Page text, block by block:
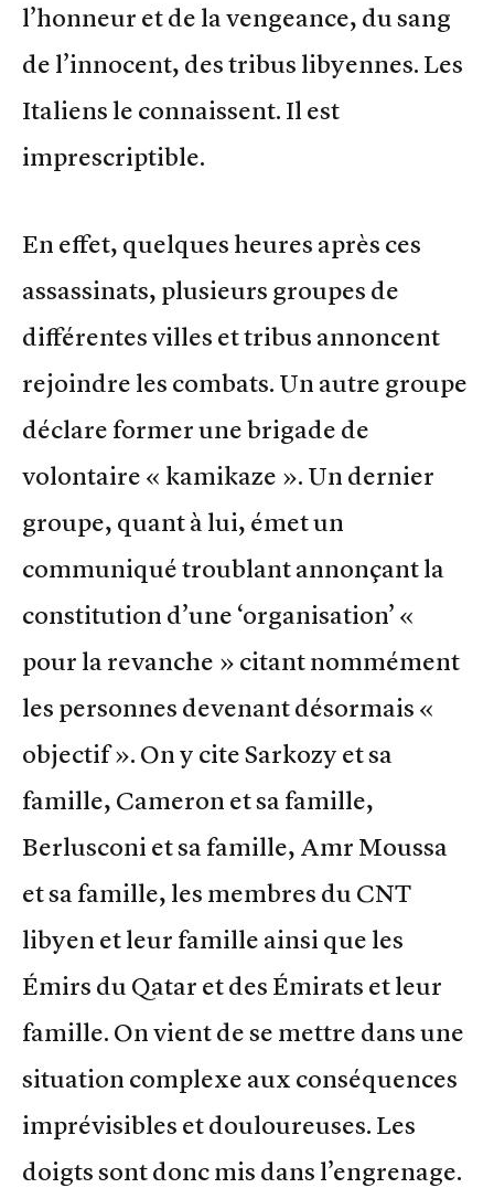
l’honneur et de la vengeance, du sang
de l’innocent, des tribus libyennes. Les
Italiens le connaissent. Il est
imprescriptible.
En effet, quelques heures après ces
assassinats, plusieurs groupes de
différentes villes et tribus annoncent
rejoindre les combats. Un autre groupe
déclare former une brigade de
volontaire « kamikaze ». Un dernier
groupe, quant à lui, émet un
communiqué troublant annonçant la
constitution d’une ‘organisation’ «
pour la revanche » citant nommément
les personnes devenant désormais «
objectif ». On y cite Sarkozy et sa
famille, Cameron et sa famille,
Berlusconi et sa famille, Amr Moussa
et sa famille, les membres du CNT
libyen et leur famille ainsi que les
Émirs du Qatar et des Émirats et leur
famille. On vient de se mettre dans une
situation complexe aux conséquences
imprévisibles et douloureuses. Les
doigts sont donc mis dans l’engrenage.